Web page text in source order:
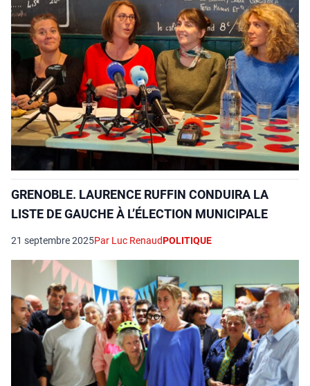
GRENOBLE. LAURENCE RUFFIN CONDUIRA LA
LISTE DE GAUCHE À L’ÉLECTION MUNICIPALE
21 septembre 2025Par Luc RenaudPOLITIQUE